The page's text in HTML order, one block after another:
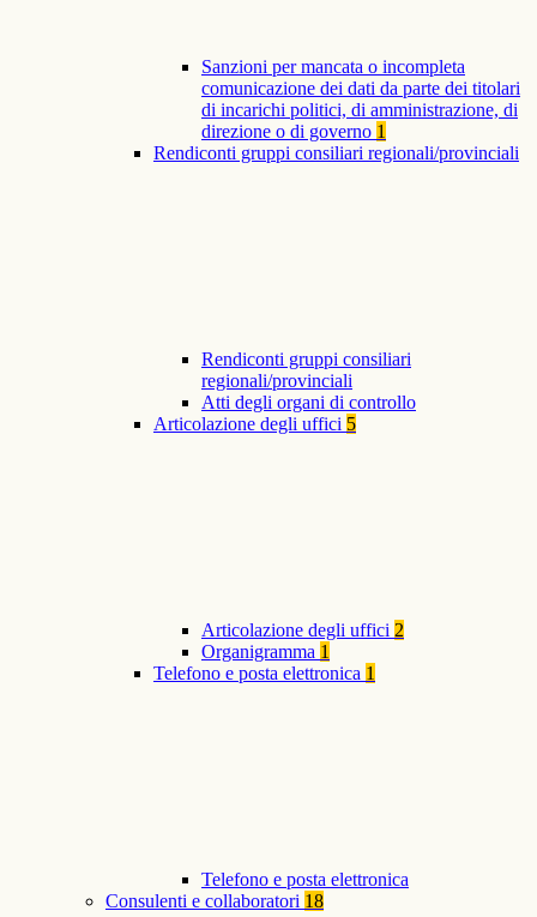
Sanzioni per mancata o incompleta
comunicazione dei dati da parte dei titolari
di incarichi politici, di amministrazione, di
direzione o di governo 1
Rendiconti gruppi consiliari regionali/provinciali
Rendiconti gruppi consiliari
regionali/provinciali
Atti degli organi di controllo
Articolazione degli uffici 5
Articolazione degli uffici 2
Organigramma 1
Telefono e posta elettronica 1
Telefono e posta elettronica
Consulenti e collaboratori 18